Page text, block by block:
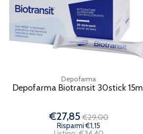
Depofarma
Depofarma Biotransit 30stick
€27,85 €29,00
Risparmi €1,15